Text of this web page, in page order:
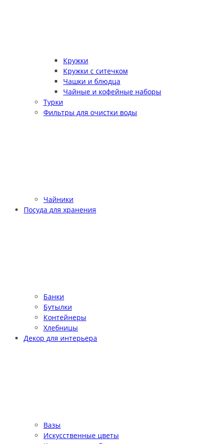
Кружки
Кружки с ситечком
Чашки и блюдца
Чайные и кофейные наборы
Турки
Фильтры для очистки воды
Чайники
Посуда для хранения
Банки
Бутылки
Контейнеры
Хлебницы
Декор для интерьера
Вазы
Искусственные цветы